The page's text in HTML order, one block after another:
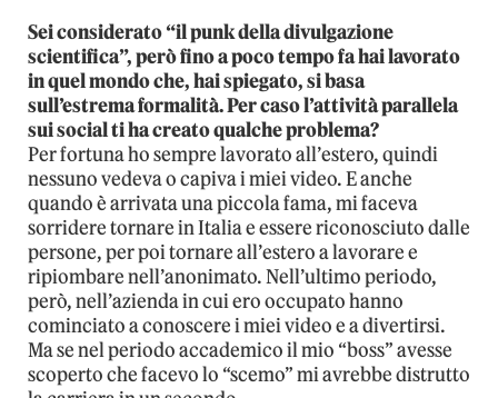
Sei considerato “il punk della divulgazione
scientifica”, però fino a poco tempo fa hai lavorato
in quel mondo che, hai spiegato, si basa
sull’estrema formalità. Per caso l’attività parallela
sui social ti ha creato qualche problema?
Per fortuna ho sempre lavorato all’estero, quindi
nessuno vedeva o capiva i miei video. E anche
quando è arrivata una piccola fama, mi faceva
sorridere tornare in Italia e essere riconosciuto dalle
persone, per poi tornare all’estero a lavorare e
ripiombare nell’anonimato. Nell’ultimo periodo,
però, nell’azienda in cui ero occupato hanno
cominciato a conoscere i miei video e a divertirsi.
Ma se nel periodo accademico il mio “boss” avesse
scoperto che facevo lo “scemo” mi avrebbe distrutto